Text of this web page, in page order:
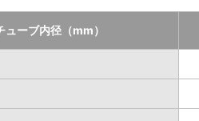
ーブ内径（mm）